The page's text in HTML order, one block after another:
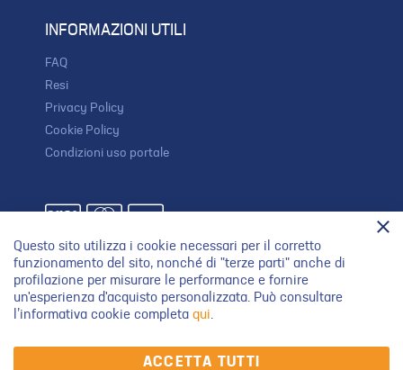
INFORMAZIONI UTILI
FAQ
Resi
Privacy Policy
Cookie Policy
Condizioni uso portale
SEGUICI SU
Questo sito utilizza i cookie necessari per il corretto
funzionamento del sito, nonché di "terze parti" anche di
profilazione per misurare le performance e fornire
un'esperienza d'acquisto personalizzata. Può consultare
l’informativa cookie completa qui.
ACCETTA TUTTI